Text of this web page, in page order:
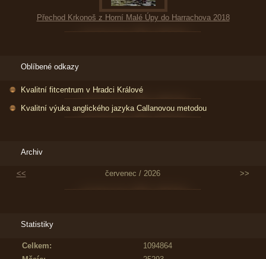
Přechod Krkonoš z Horní Malé Úpy do Harrachova 2018
Oblíbené odkazy
Kvalitní fitcentrum v Hradci Králové
Kvalitní výuka anglického jazyka Callanovou metodou
Archiv
<< červenec / 2026 >>
Statistiky
Celkem:
1094864